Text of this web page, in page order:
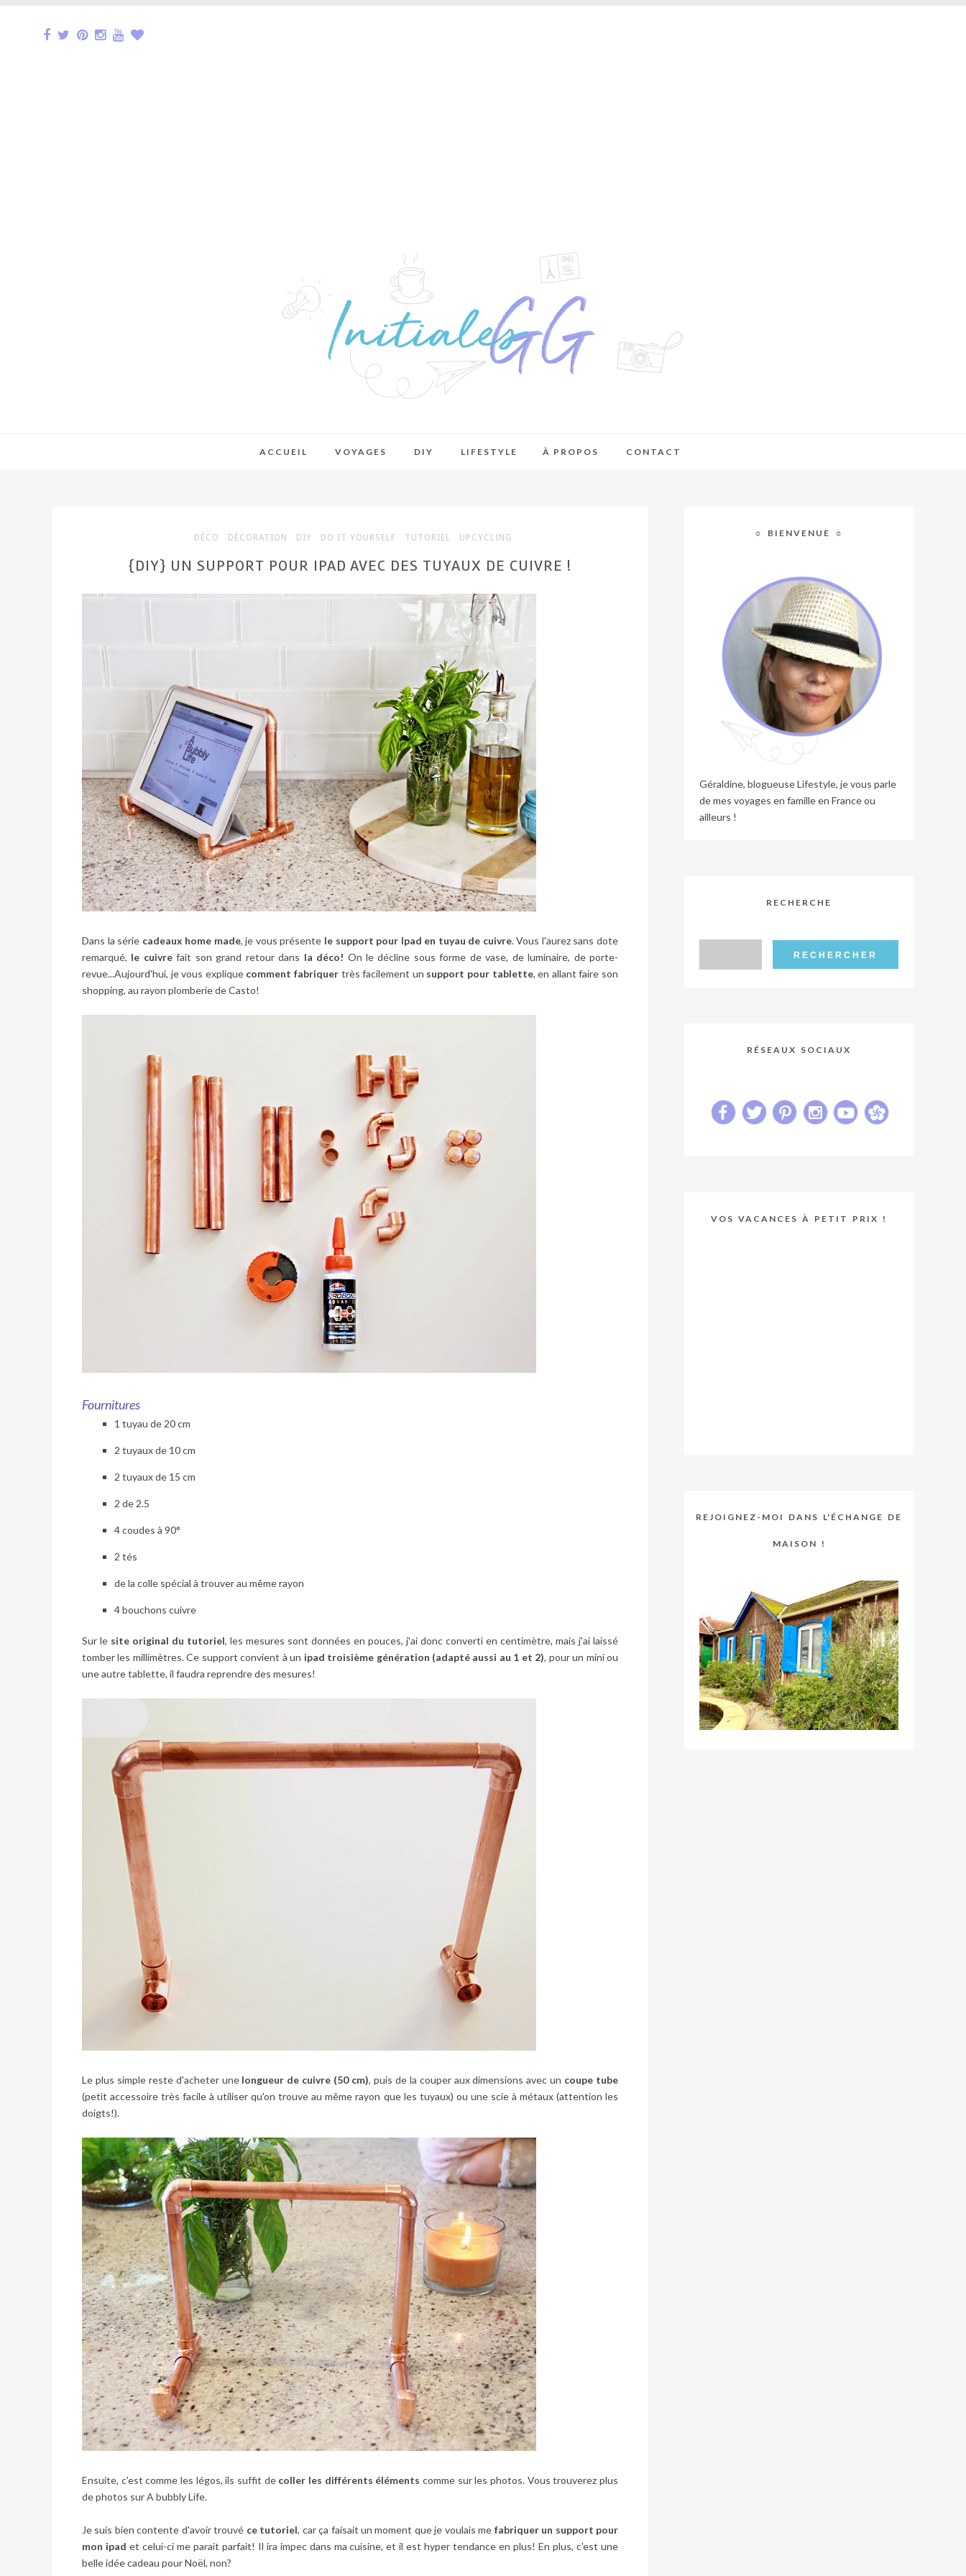
ACCUEIL VOYAGES DIY LIFESTYLE À PROPOS CONTACT
DÉCO DÉCORATION DIY DO IT YOURSELF TUTORIEL UPCYCLING
{DIY} UN SUPPORT POUR IPAD AVEC DES TUYAUX DE CUIVRE !
Dans la série cadeaux home made, je vous présente le support pour Ipad en tuyau de cuivre. Vous l'aurez sans dote
remarqué, le cuivrefait son grand retour dans la déco! On le décline sous forme de vase, de luminaire, de porte-
revue...Aujourd'hui, je vous explique comment fabriquer très facilement un support pour tablette, en allant faire son
shopping, au rayon plomberie de Casto!
Fournitures
1 tuyau de 20 cm
2 tuyaux de 10 cm
2 tuyaux de 15 cm
2 de 2.5
4 coudes à 90°
2 tés
de la colle spécial à trouver au même rayon
4 bouchons cuivre
Sur le site original du tutoriel, les mesures sont données en pouces, j'ai donc converti en centimètre, mais j'ai laissé
tomber les millimètres. Ce support convient à un ipad troisième génération (adapté aussi au 1 et 2), pour un mini ou
une autre tablette, il faudra reprendre des mesures!
Le plus simple reste d'acheter une longueur de cuivre (50 cm), puis de la couper aux dimensions avec un coupe tube
(petit accessoire très facile à utiliser qu'on trouve au même rayon que les tuyaux) ou une scie à métaux (attention les
doigts!).
Ensuite, c'est comme les légos, ils suffit de coller les différents éléments comme sur les photos. Vous trouverez plus
de photos surA bubbly Life.
Je suis bien contente d'avoir trouvé ce tutoriel, car ça faisait un moment que je voulais me fabriquer un support pour
mon ipad et celui-ci me parait parfait! Il ira impec dans ma cuisine, et il est hyper tendance en plus! En plus, c'est une
belle idée cadeau pour Noël, non?
☼ BIENVENUE ☼
Géraldine, blogueuse Lifestyle, je vous parle
de mes voyages en famille en France ou
ailleurs !
RECHERCHE
RÉSEAUX SOCIAUX
VOS VACANCES À PETIT PRIX !
REJOIGNEZ-MOI DANS L'ÉCHANGE DE
MAISON !